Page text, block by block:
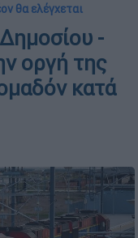
θα ελέγχεται
-
οργή της
κατά